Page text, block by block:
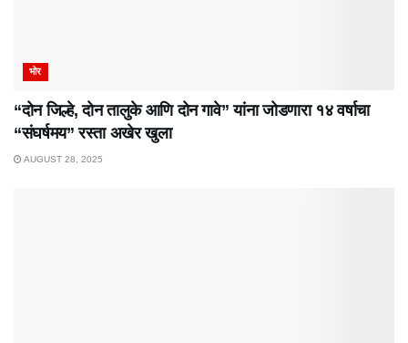
भोर
“दोन जिल्हे, दोन तालुके आणि दोन गावे” यांना जोडणारा १४ वर्षाचा
“संघर्षमय” रस्ता अखेर खुला
AUGUST 28, 2025